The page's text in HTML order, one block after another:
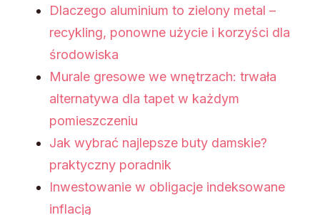
Dlaczego aluminium to zielony metal –
recykling, ponowne użycie i korzyści dla
środowiska
Murale gresowe we wnętrzach: trwała
alternatywa dla tapet w każdym
pomieszczeniu
Jak wybrać najlepsze buty damskie?
praktyczny poradnik
Inwestowanie w obligacje indeksowane
inflacją